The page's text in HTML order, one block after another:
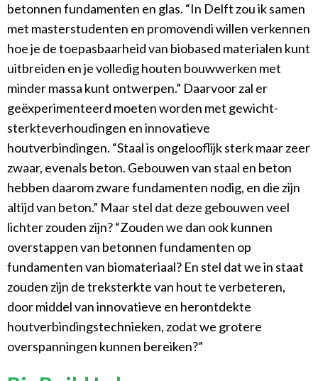
betonnen fundamenten en glas. “In Delft zou ik samen
met masterstudenten en promovendi willen verkennen
hoe je de toepasbaarheid van biobased materialen kunt
uitbreiden en je volledig houten bouwwerken met
minder massa kunt ontwerpen.” Daarvoor zal er
geëxperimenteerd moeten worden met gewicht-
sterkteverhoudingen en innovatieve
houtverbindingen. “Staal is ongelooflijk sterk maar zeer
zwaar, evenals beton. Gebouwen van staal en beton
hebben daarom zware fundamenten nodig, en die zijn
altijd van beton.” Maar stel dat deze gebouwen veel
lichter zouden zijn? “Zouden we dan ook kunnen
overstappen van betonnen fundamenten op
fundamenten van biomateriaal? En stel dat we in staat
zouden zijn de treksterkte van hout te verbeteren,
door middel van innovatieve en herontdekte
houtverbindingstechnieken, zodat we grotere
overspanningen kunnen bereiken?”